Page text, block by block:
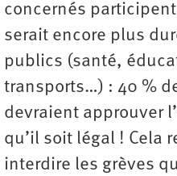
concernés
serait encore plus
publics (santé,
transports…) : 40 %
devraient approuver
qu’il soit légal ! Cela
interdire les grèves